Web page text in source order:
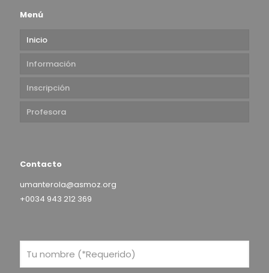
Menú
Inicio
Información
Inscripción
Profesora
Contacto
umanterola@asmoz.org
+0034 943 212 369